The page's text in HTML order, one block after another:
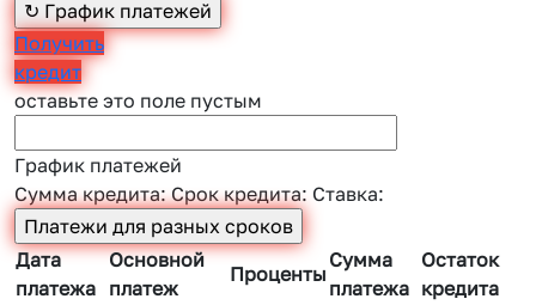
Получить
кредит
оставьте это поле пустым
График платежей
Сумма кредита:Срок кредита: Ставка:
Дата
платежа
Основной
платеж
Проценты
Сумма
платежа
Остаток
кредита